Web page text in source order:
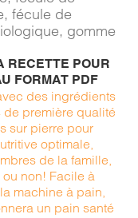
fécule de
gomme
RECETTE POUR
FORMAT PDF
des ingrédients
première qualité
sur pierre pour
optimale,
de la famille,
non! Facile à
machine à pain,
un pain santé